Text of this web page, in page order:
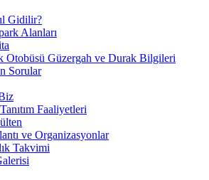
Gidilir?
Alanları
Otobüsü Güzergah ve Durak Bilgileri
Sorular
Faaliyetleri
ve Organizasyonlar
Takvimi